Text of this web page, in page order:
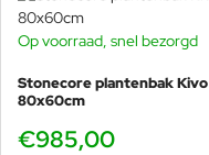
Op voorraad, snel bezorgd
Stonecore plantenbak Kivo
80x60cm
€985,00